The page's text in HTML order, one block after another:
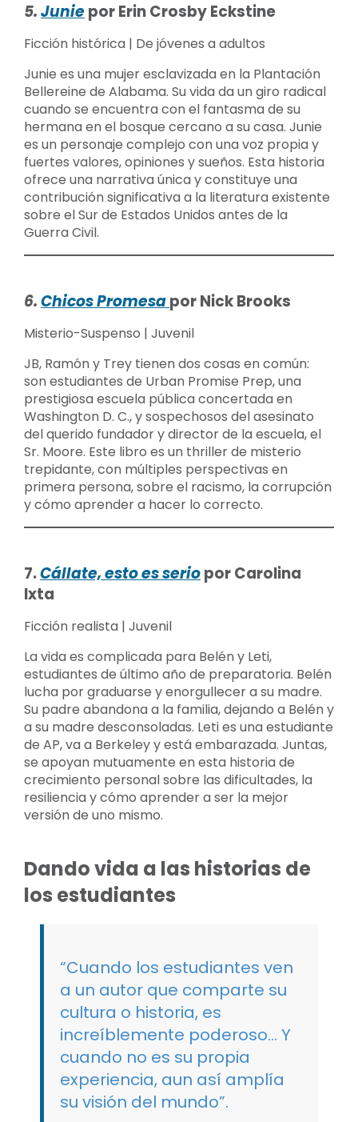
5.Junie por Erin Crosby Eckstine
Ficción histórica | De jóvenes a adultos
Junie es una mujer esclavizada en la Plantación
Bellereine de Alabama. Su vida da un giro radical
cuando se encuentra con el fantasma de su
hermana en el bosque cercano a su casa. Junie
es un personaje complejo con una voz propia y
fuertes valores, opiniones y sueños. Esta historia
ofrece una narrativa única y constituye una
contribución significativa a la literatura existente
sobre el Sur de Estados Unidos antes de la
Guerra Civil.
6.Chicos Promesapor Nick Brooks
Misterio-Suspenso | Juvenil
JB, Ramón y Trey tienen dos cosas en común:
son estudiantes de Urban Promise Prep, una
prestigiosa escuela pública concertada en
Washington D. C., y sospechosos del asesinato
del querido fundador y director de la escuela, el
Sr. Moore. Este libro es un thriller de misterio
trepidante, con múltiples perspectivas en
primera persona, sobre el racismo, la corrupción
y cómo aprender a hacer lo correcto.
7.Cállate, esto es seriopor Carolina
Ixta
Ficción realista | Juvenil
La vida es complicada para Belén y Leti,
estudiantes de último año de preparatoria. Belén
lucha por graduarse y enorgullecer a su madre.
Su padre abandona a la familia, dejando a Belén y
a su madre desconsoladas. Leti es una estudiante
de AP, va a Berkeley y está embarazada. Juntas,
se apoyan mutuamente en esta historia de
crecimiento personal sobre las dificultades, la
resiliencia y cómo aprender a ser la mejor
versión de uno mismo.
Dando vida a las historias de
los estudiantes
“Cuando los estudiantes ven
a un autor que comparte su
cultura o historia, es
increíblemente poderoso… Y
cuando no es su propia
experiencia, aun así amplía
su visión del mundo”.